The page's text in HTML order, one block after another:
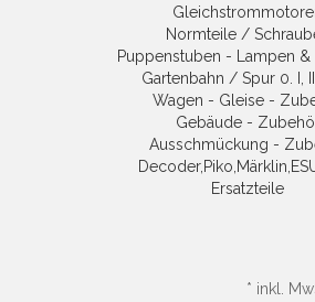
Normteile /
Puppenstuben - Lampen
Gartenbahn / Spur 0. I,
Wagen - Gleise -
Gebäude -
Ausschmückung -
Ersatzteile
* inkl.